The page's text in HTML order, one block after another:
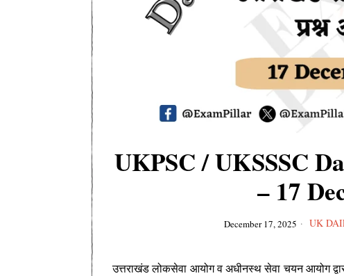
UKPSC / UKSSSC
– 17
December 17, 2025 UK
उत्तराखंड लोकसेवा आयोग व अधीनस्थ सेवा चयन आयोग